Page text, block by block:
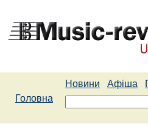
Новини Афіша
Головна